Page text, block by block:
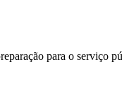
para o serviço